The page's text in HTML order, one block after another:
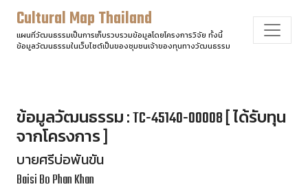
Cultural Map Thailand
แผนที่วัฒนธรรมเป็นการเก็บรวบรวมข้อมูลโดยโครงการวิจัย ทั้งนี้
ข้อมูลวัฒนธรรมในเว็บไซต์เป็นของชุมชนเจ้าของทุนทางวัฒนธรรม
ข้อมูลวัฒนธรรม : TC-45140-00008 [ ได้รับทุน
จากโครงการ ]
บายศรีบ่อพันขัน
Baisi Bo Phan Khan